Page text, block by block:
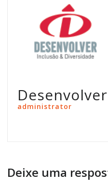
Desenvolver
administrator
Deixe uma